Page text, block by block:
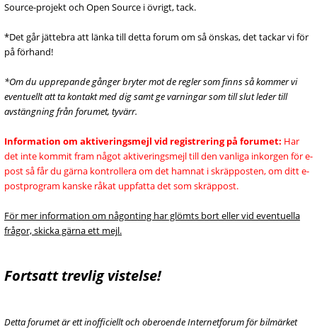
Source-projekt och Open Source i övrigt, tack.
*Det går jättebra att länka till detta forum om så önskas, det tackar vi för
på förhand!
*Om du upprepande gånger bryter mot de regler som finns så kommer vi
eventuellt att ta kontakt med dig samt ge varningar som till slut leder till
avstängning från forumet, tyvärr.
Information om aktiveringsmejl vid registrering på forumet: Har
det inte kommit fram något aktiveringsmejl till den vanliga inkorgen för e-
post så får du gärna kontrollera om det hamnat i skräpposten, om ditt e-
postprogram kanske råkat uppfatta det som skräppost.
För mer information om någonting har glömts bort eller vid eventuella
frågor, skicka gärna ett mejl.
Fortsatt trevlig vistelse!
Detta forumet är ett inofficiellt och oberoende Internetforum för bilmärket